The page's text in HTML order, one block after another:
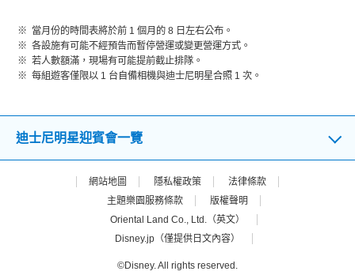
當月份的時間表將於前 1 個月的 8 日左右公布。
各設施有可能不經預告而暫停營運或變更營運方式。
若人數額滿，現場有可能提前截止排隊。
每組遊客僅限以 1 台自備相機與迪士尼明星合照 1 次。
迪士尼明星迎賓會一覽
網站地圖 隱私權政策
法律條款
主題樂園服務條款
版權聲明
Oriental Land Co., Ltd.（英文）
Disney.jp（僅提供日文內容）
©Disney. All rights reserved.